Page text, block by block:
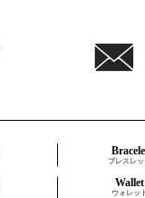
ブレスレッ
Wallet
ウォレッ